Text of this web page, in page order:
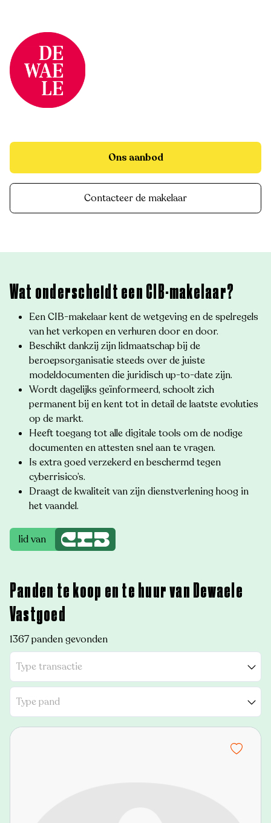
Ons aanbod
Contacteer de makelaar
Wat onderscheidt een CIB-makelaar?
Een CIB-makelaar kent de wetgeving en de spelregels
van het verkopen en verhuren door en door.
Beschikt dankzij zijn lidmaatschap bij de
beroepsorganisatie steeds over de juiste
modeldocumenten die juridisch up-to-date zijn.
Wordt dagelijks geïnformeerd, schoolt zich
permanent bij en kent tot in detail de laatste evoluties
op de markt.
Heeft toegang tot alle digitale tools om de nodige
documenten en attesten snel aan te vragen.
Is extra goed verzekerd en beschermd tegen
cyberrisico’s.
Draagt de kwaliteit van zijn dienstverlening hoog in
het vaandel.
lid van
Panden te koop en te huur van Dewaele
Vastgoed
1367 panden gevonden
Type transactie
Type pand